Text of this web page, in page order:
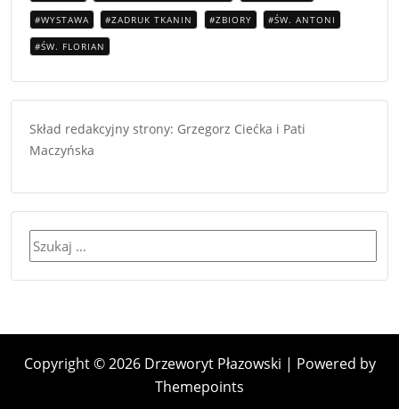
WYSTAWA ZADRUK TKANIN ZBIORY ŚW. ANTONI
ŚW. FLORIAN
Skład redakcyjny strony: Grzegorz Ciećka i Pati
Maczyńska
Szukaj:
Copyright © 2026 Drzeworyt Płazowski | Powered by
Themepoints